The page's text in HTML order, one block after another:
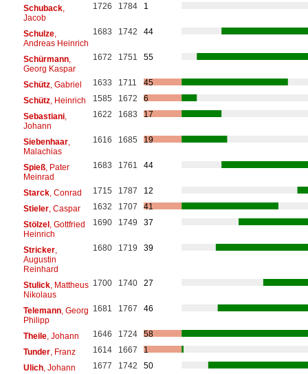
Schuback,
Jacob
1726 1784 1
Schulze,
Andreas Heinrich
1683 1742 44
Schürmann,
Georg Kaspar
1672 1751 55
Schütz, Gabriel 1633 1711
45
Schütz, Heinrich 1585 1672
6
Sebastiani,
Johann
1622 1683 17
Siebenhaar,
Malachias
1616 1685 19
Spieß, Pater
Meinrad
1683 1761 44
Starck, Conrad 1715 1787
12
Stieler, Caspar 1632 1707
41
Stölzel, Gottfried
Heinrich
1690 1749 37
Stricker,
Augustin
Reinhard
1680 1719 39
Stulick, Mattheus
Nikolaus
1700 1740 27
Telemann, Georg
Philipp
1681 1767 46
Theile, Johann 1646 1724
58
Tunder, Franz 1614 1667
1
Ulich, Johann 1677 1742
50